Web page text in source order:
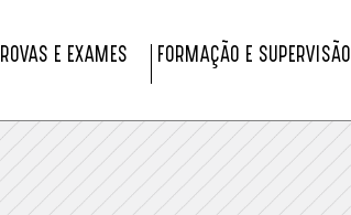
E EXAMES FORMAÇÃO E SUPERVISÃO